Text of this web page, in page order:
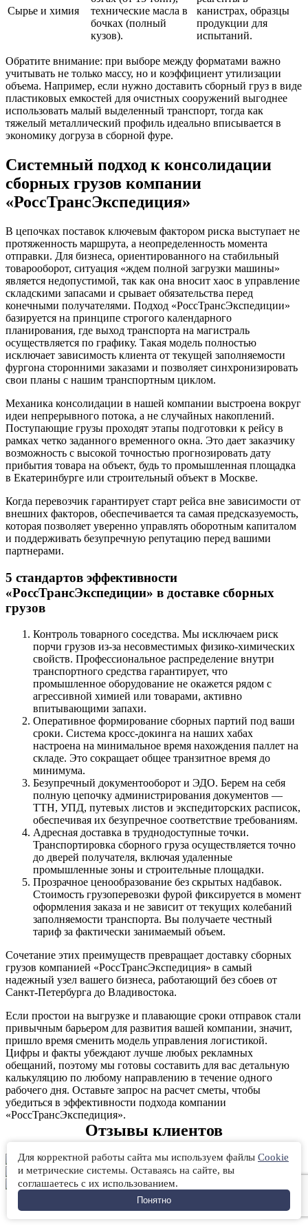
Сырье и химия
технические масла в
бочках (полный
кузов).
канистрах, образцы
продукции для
испытаний.
Обратите внимание: при выборе между форматами важно
учитывать не только массу, но и коэффициент утилизации
объема. Например, если нужно доставить сборный груз в виде
пластиковых емкостей для очистных сооружений выгоднее
использовать малый выделенный транспорт, тогда как
тяжелый металлический профиль идеально вписывается в
экономику догруза в сборной фуре.
Системный подход к консолидации
сборных грузов компании
«РоссТрансЭкспедиция»
В цепочках поставок ключевым фактором риска выступает не
протяженность маршрута, а неопределенность момента
отправки. Для бизнеса, ориентированного на стабильный
товарооборот, ситуация «ждем полной загрузки машины»
является недопустимой, так как она вносит хаос в управление
складскими запасами и срывает обязательства перед
конечными получателями. Подход «РоссТрансЭкспедиции»
базируется на принципе строгого календарного
планирования, где выход транспорта на магистраль
осуществляется по графику. Такая модель полностью
исключает зависимость клиента от текущей заполняемости
фургона сторонними заказами и позволяет синхронизировать
свои планы с нашим транспортным циклом.
Механика консолидации в нашей компании выстроена вокруг
идеи непрерывного потока, а не случайных накоплений.
Поступающие грузы проходят этапы подготовки к рейсу в
рамках четко заданного временного окна. Это дает заказчику
возможность с высокой точностью прогнозировать дату
прибытия товара на объект, будь то промышленная площадка
в Екатеринбурге или строительный объект в Москве.
Когда перевозчик гарантирует старт рейса вне зависимости от
внешних факторов, обеспечивается та самая предсказуемость,
которая позволяет уверенно управлять оборотным капиталом
и поддерживать безупречную репутацию перед вашими
партнерами.
5 стандартов эффективности
«РоссТрансЭкспедиции» в доставке сборных
грузов
Контроль товарного соседства. Мы исключаем риск
порчи грузов из-за несовместимых физико-химических
свойств. Профессиональное распределение внутри
транспортного средства гарантирует, что
промышленное оборудование не окажется рядом с
агрессивной химией или товарами, активно
впитывающими запахи.
Оперативное формирование сборных партий под ваши
сроки. Система кросс-докинга на наших хабах
настроена на минимальное время нахождения паллет на
складе. Это сокращает общее транзитное время до
минимума.
Безупречный документооборот и ЭДО. Берем на себя
полную цепочку администрирования документов —
ТТН, УПД, путевых листов и экспедиторских расписок,
обеспечивая их безупречное соответствие требованиям.
Адресная доставка в труднодоступные точки.
Транспортировка сборного груза осуществляется точно
до дверей получателя, включая удаленные
промышленные зоны и строительные площадки.
Прозрачное ценообразование без скрытых надбавок.
Стоимость грузоперевозки фурой фиксируется в момент
оформления заказа и не зависит от текущих колебаний
заполняемости транспорта. Вы получаете честный
тариф за фактически занимаемый объем.
Сочетание этих преимуществ превращает доставку сборных
грузов компанией «РоссТрансЭкспедиция» в самый
надежный узел вашего бизнеса, работающий без сбоев от
Санкт-Петербурга до Владивостока.
Если простои на выгрузке и плавающие сроки отправок стали
привычным барьером для развития вашей компании, значит,
пришло время сменить модель управления логистикой.
Цифры и факты убеждают лучше любых рекламных
обещаний, поэтому мы готовы составить для вас детальную
калькуляцию по любому направлению в течение одного
рабочего дня. Оставьте запрос на расчет сметы, чтобы
убедиться в эффективности подхода компании
«РоссТрансЭкспедиция».
Отзывы клиентов
Еще больше отзывов
Для корректной работы сайта мы используем файлы Cookie
и метрические системы. Оставаясь на сайте, вы
соглашаетесь с их использованием.
Понятно